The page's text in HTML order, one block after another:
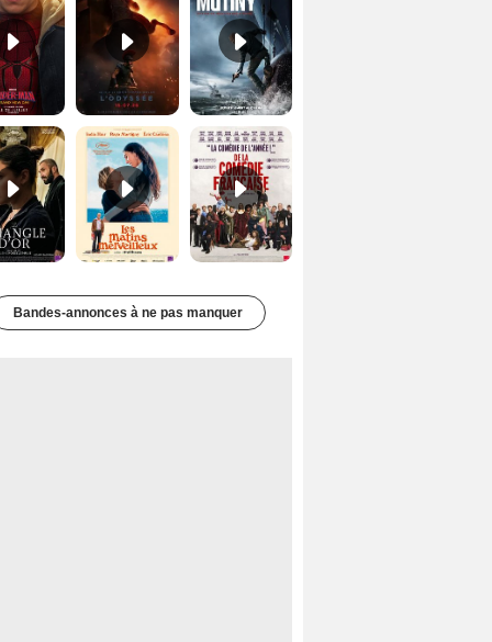
Les Matins merveilleux Bande-annonce VF De la Comédie-Française Teaser VF
Bandes-annonces à ne pas manquer